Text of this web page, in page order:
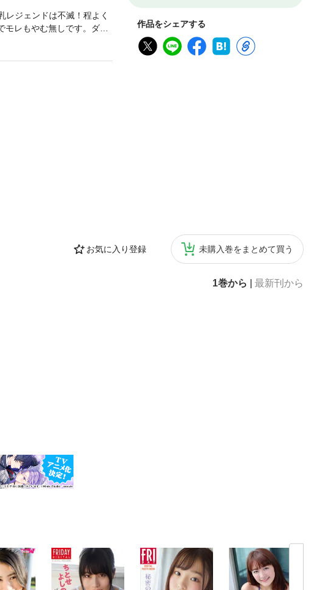
作品をシェアする
お気に入り登録 未購入巻をまとめて買う
1巻から 最新刊から
ジェンドは不滅！程よく
レもやむ無しです。ダイ
：A型 出身地：埼玉県 サ